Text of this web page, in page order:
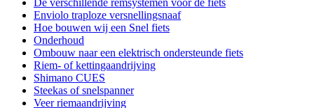
De verschillende remsystemen voor de fiets
Enviolo traploze versnellingsnaaf
Hoe bouwen wij een Snel fiets
Onderhoud
Ombouw naar een elektrisch ondersteunde fiets
Riem- of kettingaandrijving
Shimano CUES
Steekas of snelspanner
Veer riemaandrijving